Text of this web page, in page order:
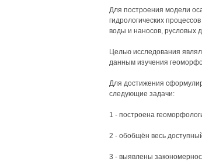
Для построения модели
гидрологических
воды и наносов, русловых
Целью исследования
данным изучения
Для достижения
следующие задачи:
1 - построена
2 - обобщён весь
3 - выявлены